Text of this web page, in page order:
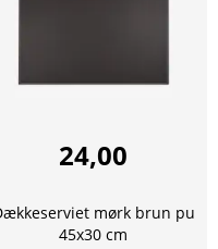
24,00
mørk brun pu
45x30 cm